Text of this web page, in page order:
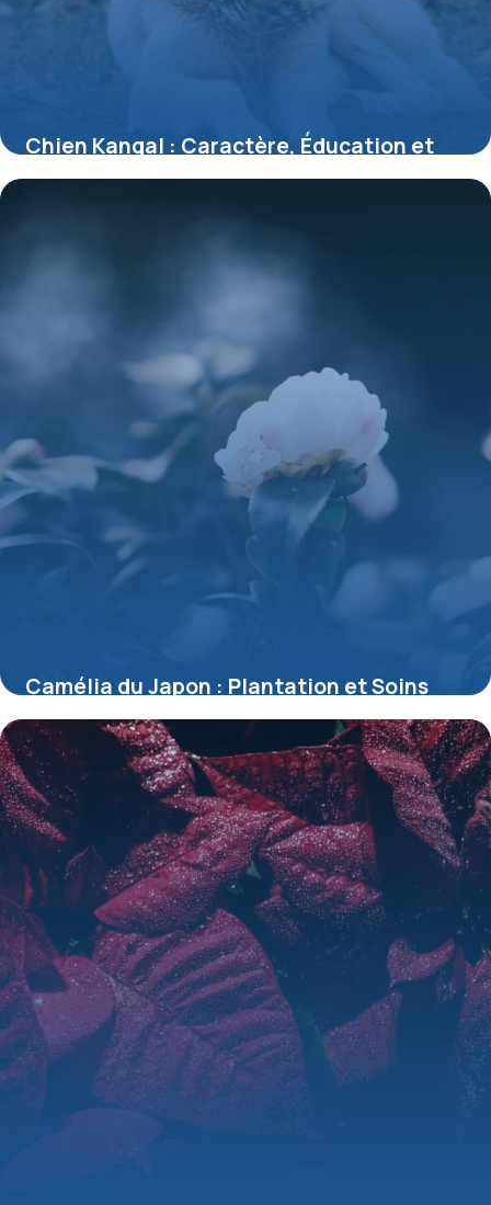
Chien Kangal : Caractère, Éducation et
Santé
Camélia du Japon : Plantation et Soins
16 mai 2026